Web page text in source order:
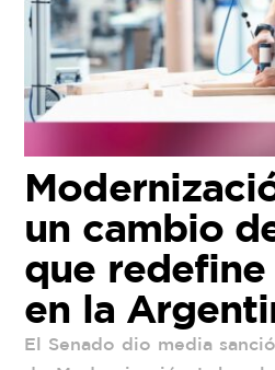
un cambio
que
en la
El Senado dio media